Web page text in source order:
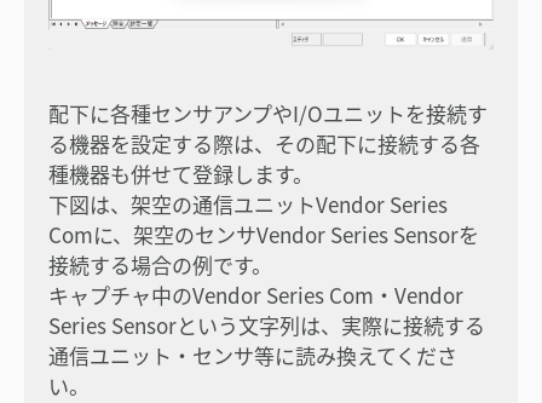
配下に各種センサアンプやI/Oユニットを接続す
る機器を設定する際は、その配下に接続する各
種機器も併せて登録します。
下図は、架空の通信ユニットVendor Series
Comに、架空のセンサVendor Series Sensorを
接続する場合の例です。
キャプチャ中のVendor Series Com・Vendor
Series Sensorという文字列は、実際に接続する
通信ユニット・センサ等に読み換えてくださ
い。